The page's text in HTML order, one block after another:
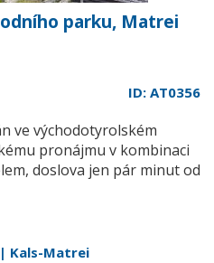
parku, Matrei
ID: AT0356
ve východotyrolském
pronájmu v kombinaci
doslova jen pár minut od
Kals-Matrei